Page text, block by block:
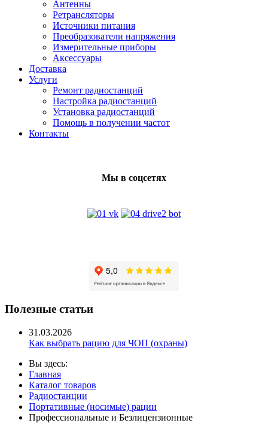
Антенны
Ретрансляторы
Источники питания
Преобразователи напряжения
Измерительные приборы
Аксессуары
Доставка
Услуги
Ремонт радиостанций
Настройка радиостанций
Установка радиостанций
Помощь в получении частот
Контакты
Мы в соцсетях
Полезные статьи
31.03.2026
Как выбрать рацию для ЧОП (охраны)
Вы здесь:
Главная
Каталог товаров
Радиостанции
Портативные (носимые) рации
Профессиональные и Безлицензионные